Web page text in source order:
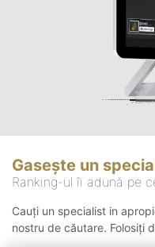
Gasește un
Ranking-ul îi adună pe
Cauți un specialist in
nostru de căutare. Folosiți